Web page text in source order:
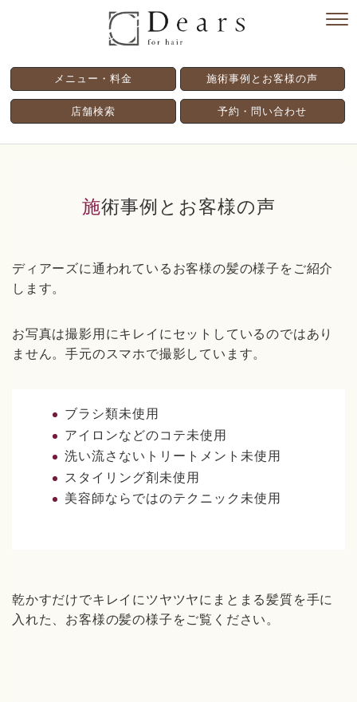
メニュー・料金 施術事例とお客様の声
店舗検索 予約・問い合わせ
施術事例とお客様の声
ディアーズに通われているお客様の髪の様子をご紹介
します。
お写真は撮影用にキレイにセットしているのではあり
ません。手元のスマホで撮影しています。
ブラシ類未使用
アイロンなどのコテ未使用
洗い流さないトリートメント未使用
スタイリング剤未使用
美容師ならではのテクニック未使用
乾かすだけでキレイにツヤツヤにまとまる髪質を手に
入れた、お客様の髪の様子をご覧ください。